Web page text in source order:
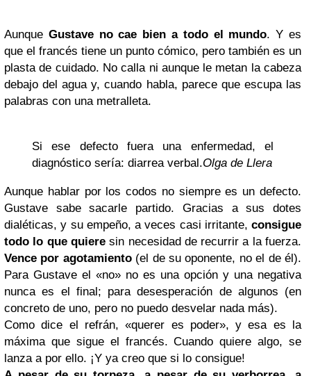
Aunque Gustave no cae bien a todo el mundo. Y es
que el francés tiene un punto cómico, pero también es un
plasta de cuidado. No calla ni aunque le metan la cabeza
debajo del agua y, cuando habla, parece que escupa las
palabras con una metralleta.
Si ese defecto fuera una enfermedad, el
diagnóstico sería: diarrea verbal.Olga de Llera
Aunque hablar por los codos no siempre es un defecto.
Gustave sabe sacarle partido. Gracias a sus dotes
dialéticas, y su empeño, a veces casi irritante, consigue
todo lo que quieresin necesidad de recurrir a la fuerza.
Vence por agotamiento(el de su oponente, no el de él).
Para Gustave el «no» no es una opción y una negativa
nunca es el final; para desesperación de algunos (en
concreto de uno, pero no puedo desvelar nada más).
Como dice el refrán, «querer es poder», y esa es la
máxima que sigue el francés. Cuando quiere algo, se
lanza a por ello. ¡Y ya creo que si lo consigue!